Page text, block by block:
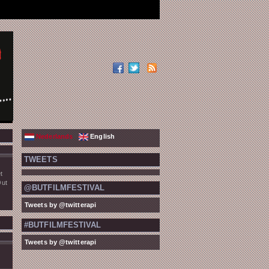
Nederlands English
TWEETS
@BUTFILMFESTIVAL
Tweets by @twitterapi
#BUTFILMFESTIVAL
Tweets by @twitterapi